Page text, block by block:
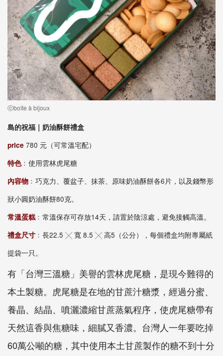
ⓒboîte à bijoux
島的祝福｜奶油酥餅禮盒
price 780 元（可常溫宅配）
特色﹕使用雲林虎尾糖
內容物 ﹕巧克力、覆盆子、抹茶、原味奶油酥餅各6片，以及錢幣形
狀小圓奶油酥餅80克。
常溫蛋糕 ﹕常溫保存可存放14天，請置於陰涼處，避免接觸高溫。
禮盒尺寸 ﹕長22.5 ╳ 寬 8.5 ╳ 高5（公分），每個禮盒均附專屬紙
提袋一只。
有「台灣三溫糖」美譽的雲林虎尾糖，是現今難得的
本土製糖。虎尾糖是在地的甘蔗汁糖漿，經過分蜜、
養晶、結晶、噴灑濃縮甘蔗蒸氣程序，使虎尾糖帶有
天然這香與焦糖味，細膩又香濃。台灣人一年要吃掉
60萬公噸的糖，其中使用本土甘蔗製作的糖不到十分